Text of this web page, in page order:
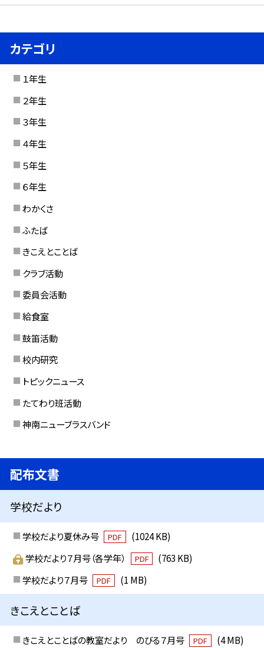
カテゴリ
１年生
２年生
３年生
４年生
５年生
６年生
わかくさ
ふたば
きこえとことば
クラブ活動
委員会活動
給食室
鼓笛活動
校内研究
トピックニュース
たてわり班活動
神南ニューブラスバンド
配布文書
学校だより
学校だより夏休み号 PDF
(1024 KB)
学校だより７月号（各学年）
PDF
(763 KB)
学校だより７月号
PDF (1 MB)
きこえとことば
きこえとことばの教室だより のびる７月号 PDF (4 MB)